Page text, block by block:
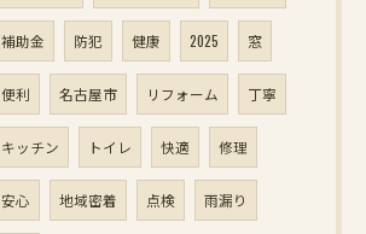
補助金 防犯 健康 2025 窓
便利 名古屋市 リフォーム 丁寧
キッチン トイレ 快適 修理
安心 地域密着 点検 雨漏り